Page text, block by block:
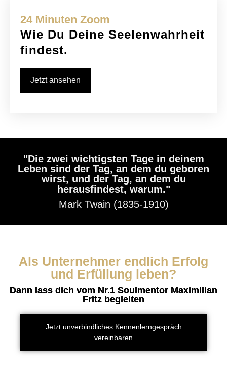
24 Minuten Zoom
Wie Du Deine Seelenwahrheit
findest.
Jetzt ansehen
"Die zwei wichtigsten Tage in deinem
Leben sind der Tag, an dem du geboren
wirst, und der Tag, an dem du
herausfindest, warum."
Mark Twain (1835-1910)
Als Unternehmer endlich Erfolg
und Erfüllung leben?
Dann lass dich vom Nr.1 Soulmentor Maximilian
Fritz begleiten
Jetzt unverbindliches Kennenlerngespräch
vereinbaren